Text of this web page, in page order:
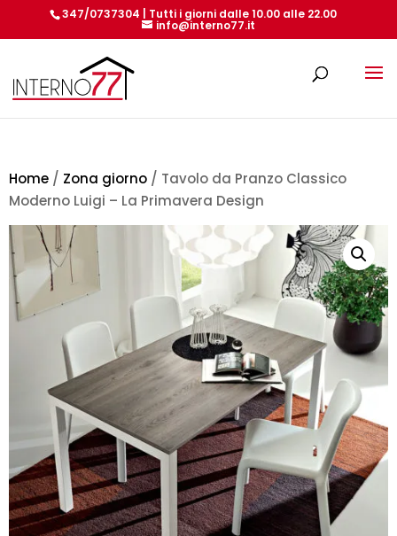
347/0737304 | Tutti i giorni dalle 10.00 alle 22.00
info@interno77.it
Home / Zona giorno / Tavolo da Pranzo Classico
Moderno Luigi – La Primavera Design